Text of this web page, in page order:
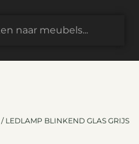
/ LEDLAMP BLINKEND GLAS GRIJS